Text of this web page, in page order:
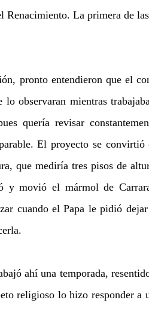
La primera de
pronto entendieron que el
observaran mientras
quería revisar
El proyecto se convirtió
que mediría tres pisos de
y movió el mármol de
cuando el Papa le pidió
ahí una temporada,
religioso lo hizo responder a